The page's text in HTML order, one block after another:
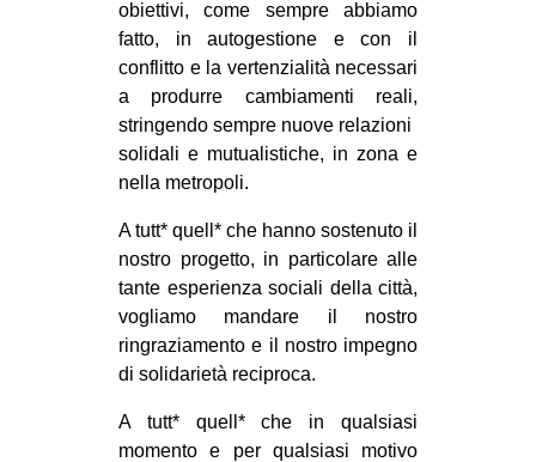
obiettivi, come sempre abbiamo
fatto, in autogestione e con il
conflitto e la vertenzialità necessari
a produrre cambiamenti reali,
stringendo sempre nuove relazioni
solidali e mutualistiche, in zona e
nella metropoli.
A tutt* quell* che hanno sostenuto il
nostro progetto, in particolare alle
tante esperienza sociali della città,
vogliamo mandare il nostro
ringraziamento e il nostro impegno
di solidarietà reciproca.
A tutt* quell* che in qualsiasi
momento e per qualsiasi motivo